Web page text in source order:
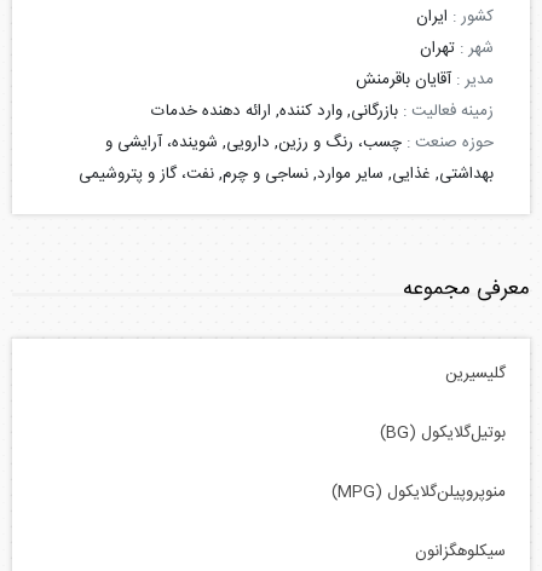
کشور : ایران
شهر : تهران
مدیر : آقایان باقرمنش
زمینه فعالیت : بازرگانی, وارد کننده, ارائه دهنده خدمات
حوزه صنعت : چسب، رنگ و رزین, دارویی, شوینده، آرایشی و
بهداشتی, غذایی, سایر موارد, نساجی و چرم, نفت، گاز و پتروشیمی
معرفی مجموعه
گلیسیرین
بوتیل‌گلایکول (BG)
منوپروپیلن‌گلایکول (MPG)
سیکلوهگزانون